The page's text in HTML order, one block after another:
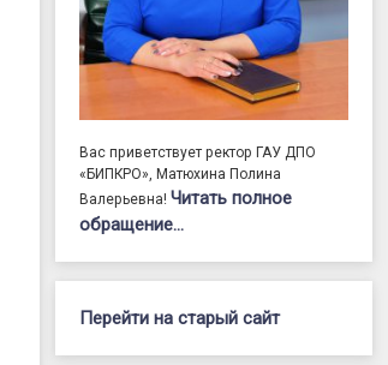
Вас приветствует ректор ГАУ ДПО
«БИПКРО», Матюхина Полина
Валерьевна!Читать полное
обращение…
Перейти на старый сайт